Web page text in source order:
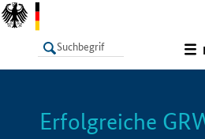
LISTE
Erfolgreiche